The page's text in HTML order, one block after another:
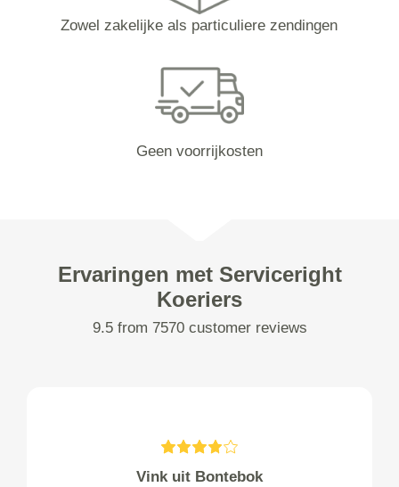
Zowel zakelijke als particuliere zendingen
Geen voorrijkosten
Ervaringen met Serviceright
Koeriers
9.5 from 7570 customer reviews
Vink uit Bontebok